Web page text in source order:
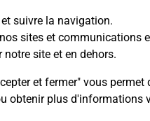
suivre la navigation.
sites et communications
notre site et en dehors.
et fermer" vous
obtenir plus d'informations